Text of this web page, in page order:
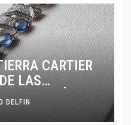
CARTIER
LAS
SINFONÍA DE
DELFIN